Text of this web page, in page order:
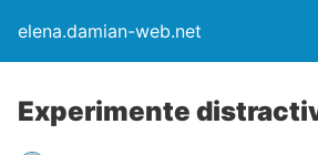
elena.damian-web.net
Experimente